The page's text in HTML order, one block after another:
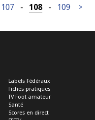
107 - 108 - 109 >
Labels Fédéraux
Fiches pratiques
TV Foot amateur
Santé
Scores en direct